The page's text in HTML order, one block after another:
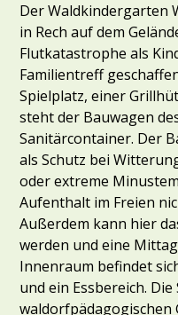
Der Waldkindergarten
in Rech auf dem
Flutkatastrophe als
Familientreff
Spielplatz, einer
steht der Bauwagen
Sanitärcontainer. Der
als Schutz bei
oder extreme
Aufenthalt im Freien
Außerdem kann hier
werden und eine
Innenraum befindet
und ein Essbereich.
waldorfpädagogischen